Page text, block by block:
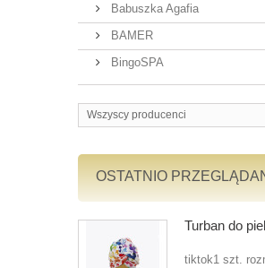
Babuszka Agafia
BAMER
BingoSPA
Wszyscy producenci
OSTATNIO
Turban do
tiktok1 szt.